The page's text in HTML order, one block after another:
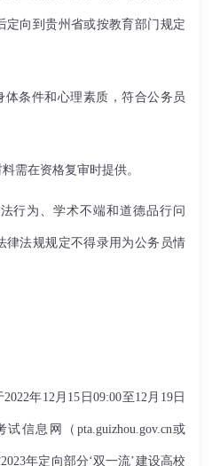
定向到贵州省或按教育部门规定
体条件和心理素质，符合公务员
需在资格复审时提供。
行为、学术不端和道德品行问
律法规规定不得录用为公务员情
年12月15日09:00至12月19日
信息网（pta.guizhou.gov.cn或
年定向部分‘双一流’建设高校